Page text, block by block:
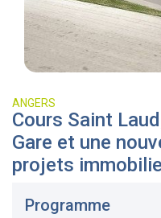
ANGERS
Cours Saint
Gare et une
projets
Programme